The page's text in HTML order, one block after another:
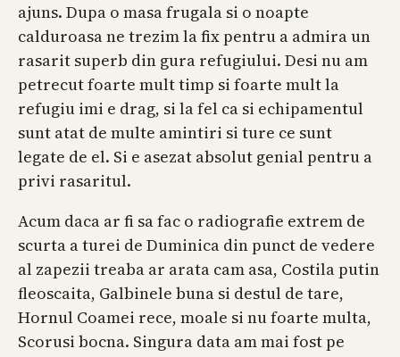
ajuns. Dupa o masa frugala si o noapte
calduroasa ne trezim la fix pentru a admira un
rasarit superb din gura refugiului. Desi nu am
petrecut foarte mult timp si foarte mult la
refugiu imi e drag, si la fel ca si echipamentul
sunt atat de multe amintiri si ture ce sunt
legate de el. Si e asezat absolut genial pentru a
privi rasaritul.
Acum daca ar fi sa fac o radiografie extrem de
scurta a turei de Duminica din punct de vedere
al zapezii treaba ar arata cam asa, Costila putin
fleoscaita, Galbinele buna si destul de tare,
Hornul Coamei rece, moale si nu foarte multa,
Scorusi bocna. Singura data am mai fost pe